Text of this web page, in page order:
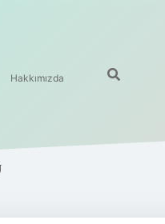
Hakkımızda